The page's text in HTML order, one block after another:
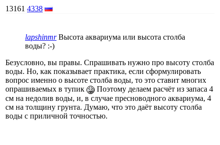
13161 4338
lapshinmr Высота аквариума или высота столба
воды? :-)
Безусловно, вы правы. Спрашивать нужно про высоту столба
воды. Но, как показывает практика, если сформулировать
вопрос именно о высоте столба воды, то это ставит многих
опрашиваемых в тупик
Поэтому делаем расчёт из запаса 4
см на недолив воды, и, в случае пресноводного аквариума, 4
см на толщину грунта. Думаю, что это даёт высоту столба
воды с приличной точностью.